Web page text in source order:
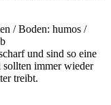
/ Boden: humos /
und sind so eine
sollten immer wieder
treibt.